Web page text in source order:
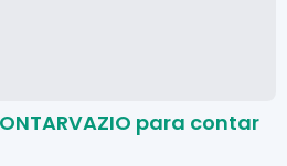
para contar